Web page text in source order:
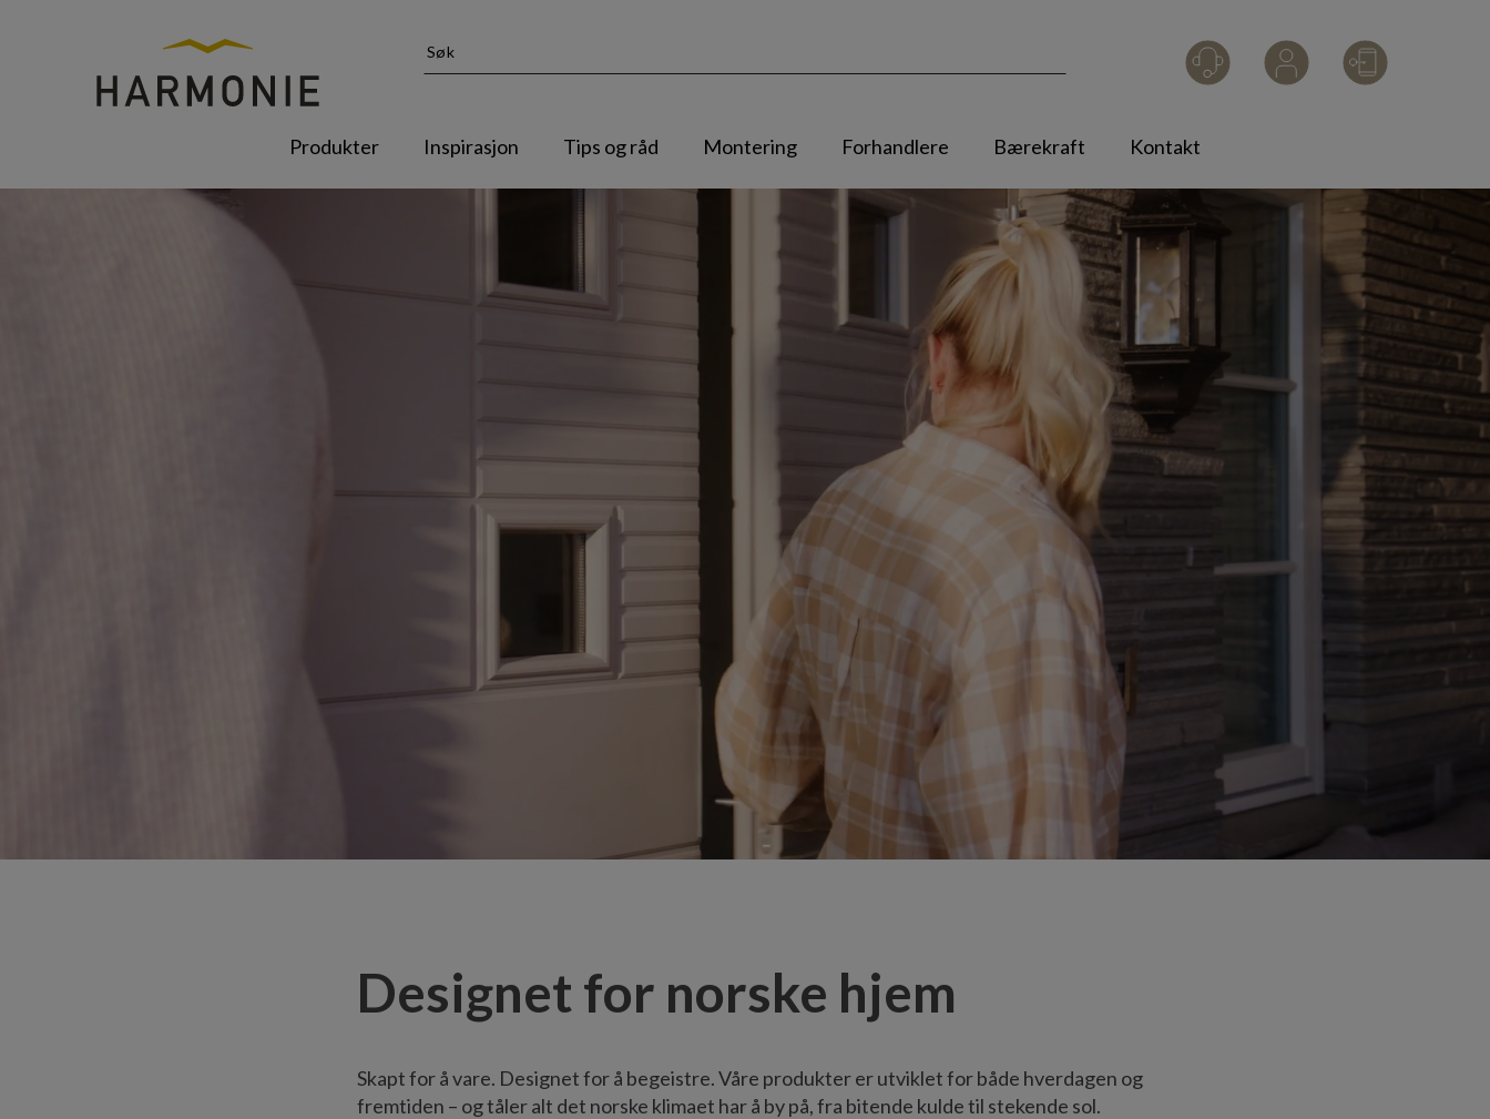
Produkter Inspirasjon Tips og råd Montering Forhandlere Bærekraft Kontakt
Designet for norske hjem
Skapt for å vare. Designet for å begeistre. Våre produkter er utviklet for både hverdagen og
fremtiden – og tåler alt det norske klimaet har å by på, fra bitende kulde til stekende sol.